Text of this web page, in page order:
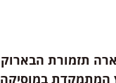
תזמורת הבארוק
המתמקדת במוסיקה